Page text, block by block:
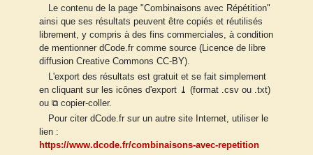
Le contenu de la page "Combinaisons avec Répétition"
ainsi que ses résultats peuvent être copiés et réutilisés
librement, y compris à des fins commerciales, à condition
de mentionner dCode.fr comme source (Licence de libre
diffusion Creative Commons CC-BY).
L'export des résultats est gratuit et se fait simplement
en cliquant sur les icônes d'export ⤓ (format .csv ou .txt)
ou ⧉ copier-coller.
Pour citer dCode.fr sur un autre site Internet, utiliser le
lien :
https://www.dcode.fr/combinaisons-avec-repetition